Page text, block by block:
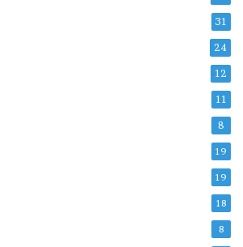
31
24
12
11
8
19
19
18
8